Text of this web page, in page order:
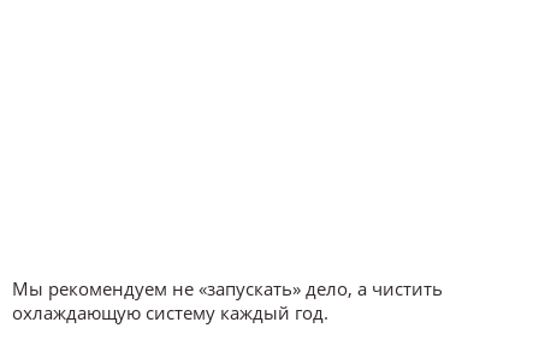
Мы рекомендуем не «запускать» дело, а чистить
охлаждающую систему каждый год.